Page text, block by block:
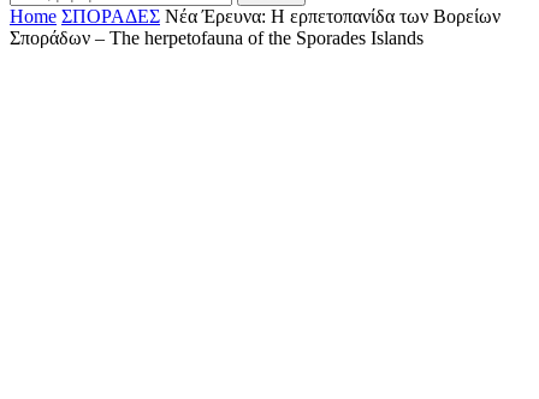
Home ΣΠΟΡΑΔΕΣ Νέα Έρευνα: Η ερπετοπανίδα των Βορείων
Σποράδων – The herpetofauna of the Sporades Islands